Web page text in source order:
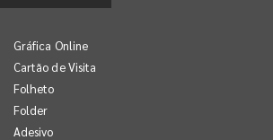
Gráfica Online
Cartão de Visita
Folheto
Folder
Adesivo